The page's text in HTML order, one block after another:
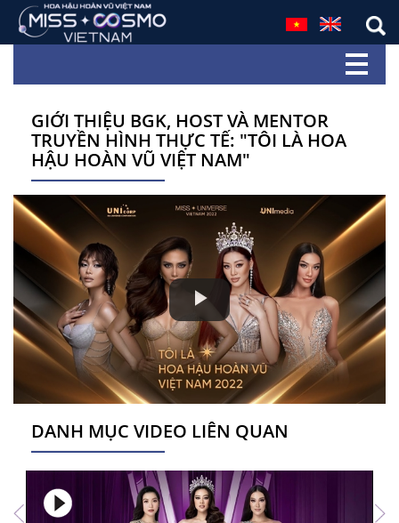
GIỚI THIỆU BGK, HOST VÀ MENTOR
TRUYỀN HÌNH THỰC TẾ: "TÔI LÀ HOA
HẬU HOÀN VŨ VIỆT NAM"
Play
Video
DANH MỤC VIDEO LIÊN QUAN